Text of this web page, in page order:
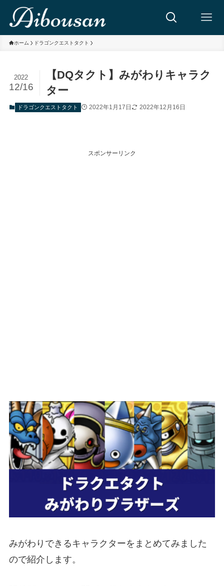
ホーム ドラゴンクエストタクト
【DQタクト】みがわりキャラク
ター
2022
12/16
ドラゴンクエストタクト 2022年1月17日 2022年12月16日
スポンサーリンク
みがわりできるキャラクターをまとめてみました
ので紹介します。